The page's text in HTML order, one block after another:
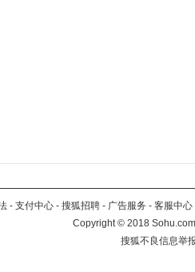
- 支付中心 - 搜狐招聘 - 广告服务 - 客服中心
Copyright©2018
搜狐不良信息举